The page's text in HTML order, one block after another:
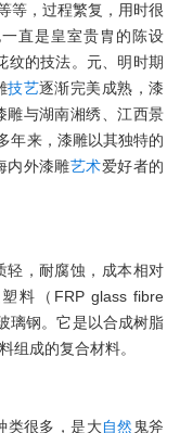
等，过程繁复，用时很
直是皇室贵胄的陈设
纹的技法。元、明时期
技艺逐渐完美成熟，漆
雕与湖南湘绣、江西景
年来，漆雕以其独特的
内外漆雕艺术爱好者的
轻，耐腐蚀，成本相对
料（FRP glass fibre
璃钢。它是以合成树脂
组成的复合材料。
类很多，是大自然 鬼斧